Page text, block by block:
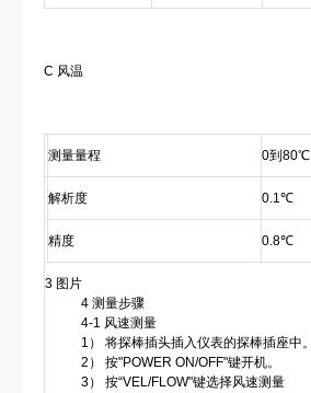
C 风温
测量量程 0到80℃
解析度 0.1℃
精度 0.8℃
3 图片
4 测量步骤
4-1 风速测量
1） 将探棒插头插入仪表的探棒插座中。
2） 按"POWER ON/OFF"键开机。
3） 按“VEL/FLOW"键选择风速测量